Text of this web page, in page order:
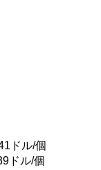
ドル/個
ドル/個